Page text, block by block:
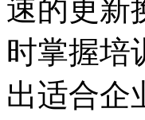
速的更新
时掌握培
出适合企